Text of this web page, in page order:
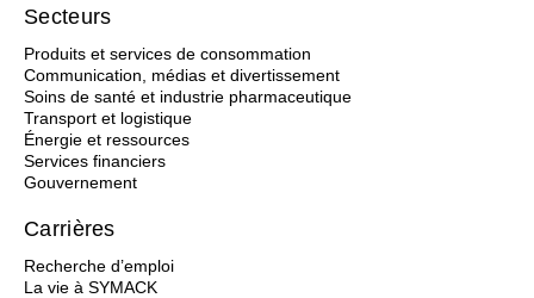
Secteurs
Produits et services de consommation
Communication, médias et divertissement
Soins de santé et industrie pharmaceutique
Transport et logistique
Énergie et ressources
Services financiers
Gouvernement
Carrières
Recherche d’emploi
La vie à SYMACK